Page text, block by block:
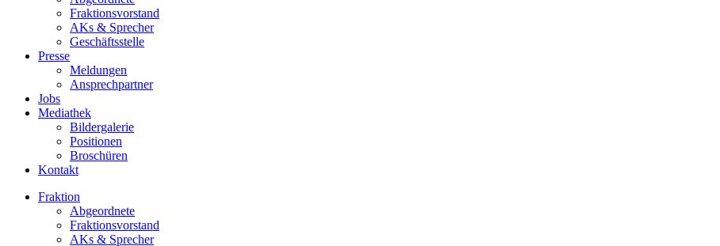
Fraktions­vorstand
AKs & Sprecher
Geschäftsstelle
Presse
Meldungen
Ansprechpartner
Jobs
Mediathek
Bildergalerie
Positionen
Broschüren
Kontakt
Fraktion
Abgeordnete
Fraktions­vorstand
AKs & Sprecher